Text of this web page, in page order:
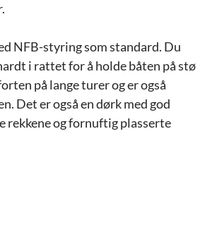
NFB-styring som standard. Du
i rattet for å holde båten på stø
på lange turer og er også
Det er også en dørk med god
rekkene og fornuftig plasserte